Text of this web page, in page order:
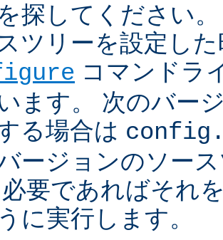
探してください
ツリーを設定し
コマンドラ
ます。 次のバー
る場合は
ージョンのソー
必要であればそれ
に実行します。